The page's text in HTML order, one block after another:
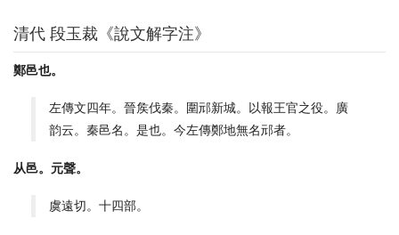
清代 段玉裁《說文解字注》
鄭邑也。
左傳文四年。晉矦伐秦。圍邧新城。以報王官之役。廣
韵云。秦邑名。是也。今左傳鄭地無名邧者。
从邑。元聲。
虞遠切。十四部。